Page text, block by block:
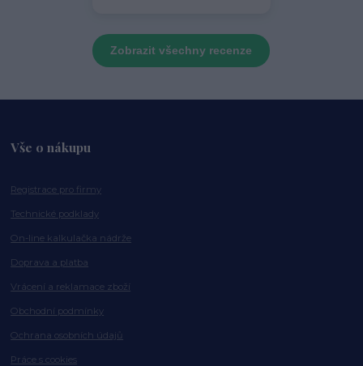
Zobrazit všechny recenze
Vše o nákupu
Registrace pro firmy
Technické podklady
On-line kalkulačka nádrže
Doprava a platba
Vrácení a reklamace zboží
Obchodní podmínky
Ochrana osobních údajů
Práce s cookies